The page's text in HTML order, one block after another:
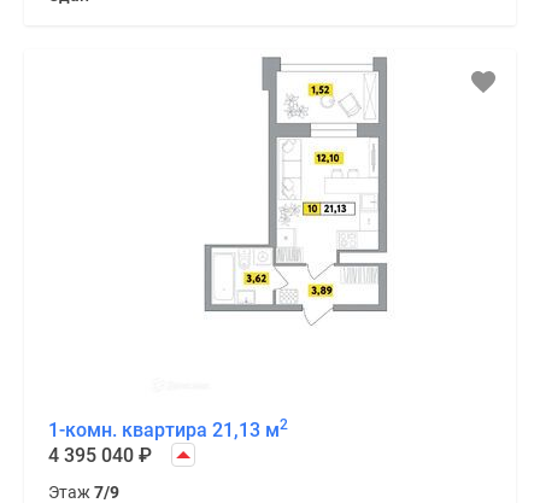
1-комн. квартира 21,13 м2
4 395 040 ₽
Этаж 7/9